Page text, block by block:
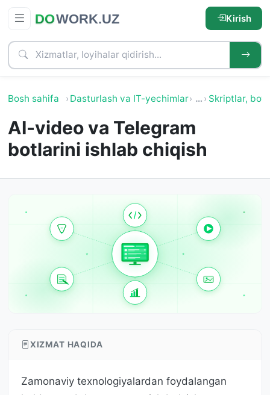
Kirish
Bosh sahifa Dasturlash va IT-yechimlar … Skriptlar,
AI-video va Telegram
botlarini ishlab chiqish
XIZMAT HAQIDA
Zamonaviy texnologiyalardan foydalangan